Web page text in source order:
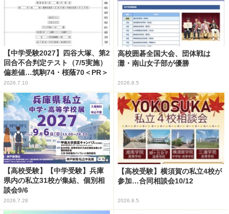
【中学受験2027】四谷大塚、第2
回合不合判定テスト（7/5実施）
偏差値…筑駒74・桜蔭70＜PR＞
2026.7.10
高校囲碁全国大会、団体戦は
灘・南山女子部が優勝
2026.8.5
【高校受験】【中学受験】兵庫
県内の私立31校が集結、個別相
談会9/6
2026.7.28
【高校受験】横須賀の私立4校が
参加…合同相談会10/12
2026.8.5